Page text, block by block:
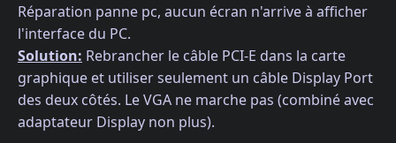
Réparation panne pc, aucun écran n'arrive à afficher
l'interface du PC.
Solution: Rebrancher le câble PCI-E dans la carte
graphique et utiliser seulement un câble Display Port
des deux côtés. Le VGA ne marche pas (combiné avec
adaptateur Display non plus).